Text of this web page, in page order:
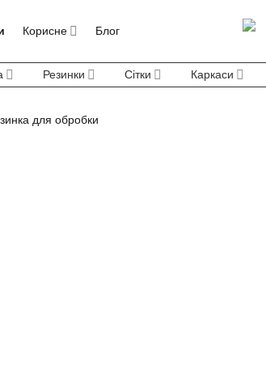
Корисне Блог
Резинки Сітки Каркаси
для обробки